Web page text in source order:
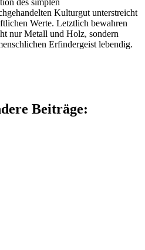
des simplen
Kulturgut unterstreicht
Werte. Letztlich bewahren
nur Metall und Holz, sondern
Erfindergeist lebendig.
Beiträge: